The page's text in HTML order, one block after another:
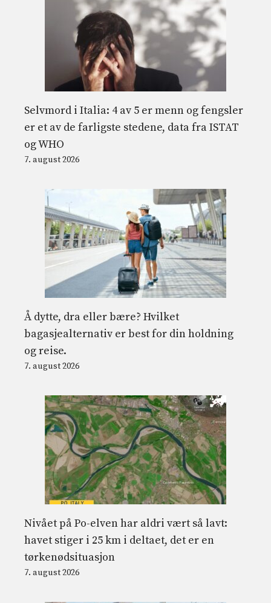
Selvmord i Italia: 4 av 5 er menn og fengsler
er et av de farligste stedene, data fra ISTAT
og WHO
7. august 2026
Å dytte, dra eller bære? Hvilket
bagasjealternativ er best for din holdning
og reise.
7. august 2026
Nivået på Po-elven har aldri vært så lavt:
havet stiger i 25 km i deltaet, det er en
tørkenødsituasjon
7. august 2026